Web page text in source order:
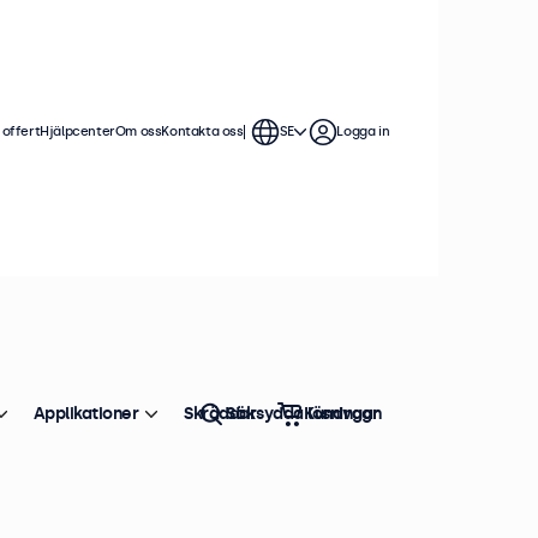
offertHjälpcenterOm ossKontakta oss SE Logga in
Applikationer Skräddarsydda lösningar
Sök Kundvagn